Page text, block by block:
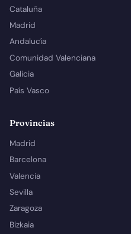
Cataluña
Madrid
Andalucía
Comunidad Valenciana
Galicia
País Vasco
Provincias
Madrid
Barcelona
Valencia
Sevilla
Zaragoza
Bizkaia